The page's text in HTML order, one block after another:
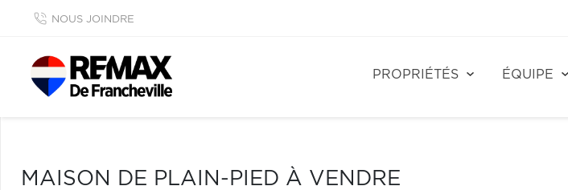
NOUS JOINDRE
PROPRIÉTÉS ÉQUIPE
MAISON DE PLAIN-PIED À VENDRE